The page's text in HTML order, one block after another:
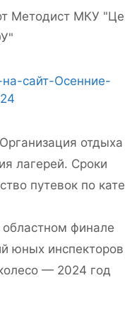
Методист МКУ
сайт-Осенние-
лагерей. Сроки
путевок по
областном финале
юных
— 2024 год